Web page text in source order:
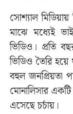
সোশ্যাল
মাঝে মধ্যেই
ভিডিও। প্রতি
ভিডিও তৈরি হয়ে
বহুল জনপ্রিয়তা
মোনালিসার
এসেছে চর্চায়।